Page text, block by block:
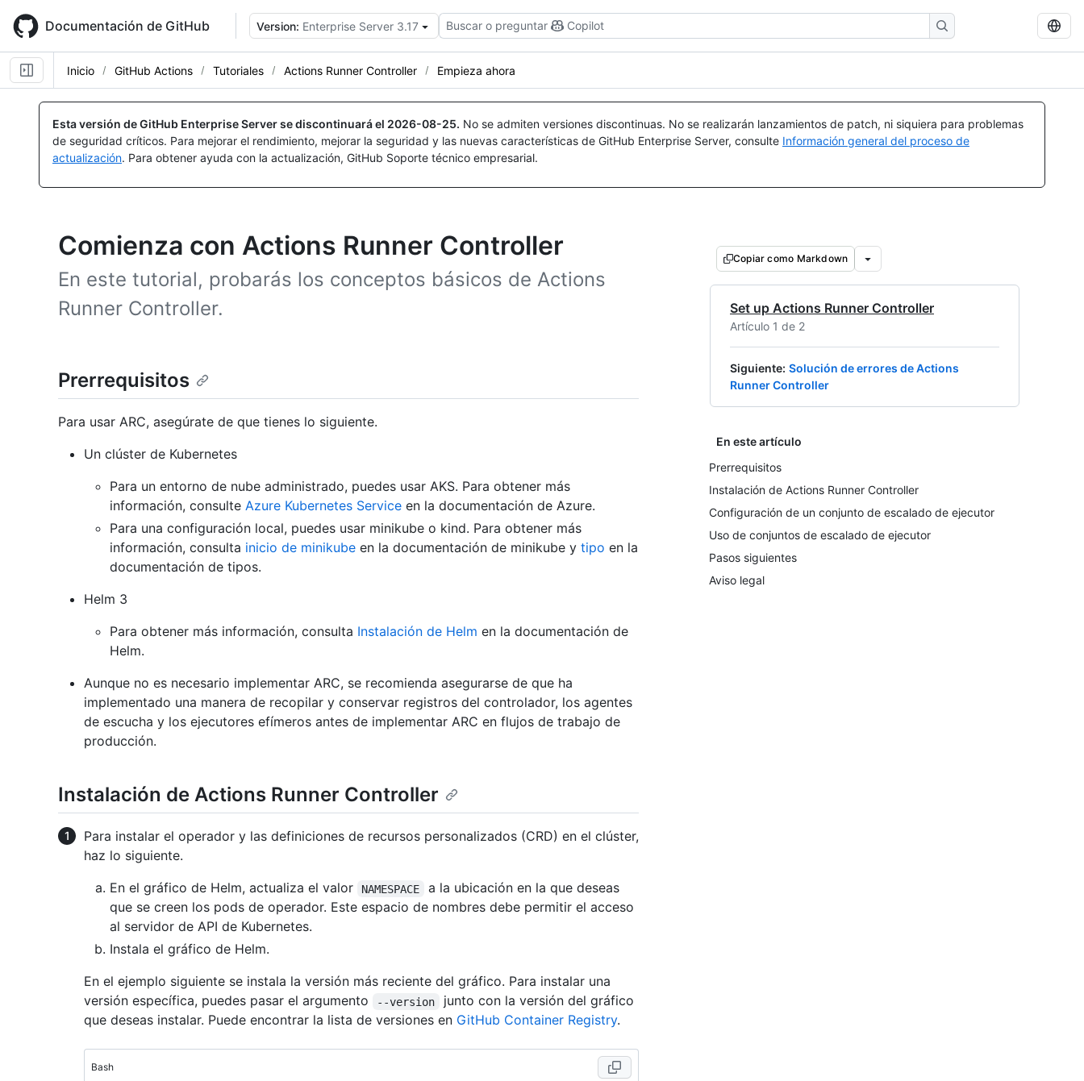
main
content
Documentación de GitHub Version: Enterprise Server 3.17 Buscar o preguntar Copilot
Inicio GitHub Actions Tutoriales Actions Runner Controller Empieza ahora
Esta versión de GitHub Enterprise Server se discontinuará el 2026-08-25. No se admiten versiones discontinuas. No se realizarán lanzamientos de patch, ni siquiera para problemas
de seguridad críticos. Para mejorar el rendimiento, mejorar la seguridad y las nuevas características de GitHub Enterprise Server, consulte Información general del proceso de
actualización. Para obtener ayuda con la actualización, GitHub Soporte técnico empresarial.
Comienza con Actions Runner Controller
En este tutorial, probarás los conceptos básicos de Actions
Runner Controller.
Copiar como Markdown
Set up Actions Runner Controller
Artículo 1 de 2
Siguiente: Solución de errores de Actions
Runner Controller
En este artículo
Prerrequisitos
Instalación de Actions Runner Controller
Configuración de un conjunto de escalado de ejecutor
Uso de conjuntos de escalado de ejecutor
Pasos siguientes
Aviso legal
Prerrequisitos
Para usar ARC, asegúrate de que tienes lo siguiente.
Un clúster de Kubernetes
Para un entorno de nube administrado, puedes usar AKS. Para obtener más
información, consulte Azure Kubernetes Service en la documentación de Azure.
Para una configuración local, puedes usar minikube o kind. Para obtener más
información, consulta inicio de minikube en la documentación de minikube y tipo en la
documentación de tipos.
Helm 3
Para obtener más información, consulta Instalación de Helm en la documentación de
Helm.
Aunque no es necesario implementar ARC, se recomienda asegurarse de que ha
implementado una manera de recopilar y conservar registros del controlador, los agentes
de escucha y los ejecutores efímeros antes de implementar ARC en flujos de trabajo de
producción.
Instalación de Actions Runner Controller
Para instalar el operador y las definiciones de recursos personalizados (CRD) en el clúster,
haz lo siguiente.
En el gráfico de Helm, actualiza el valor
NAMESPACE
a la ubicación en la que deseas
que se creen los pods de operador. Este espacio de nombres debe permitir el acceso
al servidor de API de Kubernetes.
Instala el gráfico de Helm.
En el ejemplo siguiente se instala la versión más reciente del gráfico. Para instalar una
versión específica, puedes pasar el argumento
--version
junto con la versión del gráfico
que deseas instalar. Puede encontrar la lista de versiones en GitHub Container Registry.
Bash